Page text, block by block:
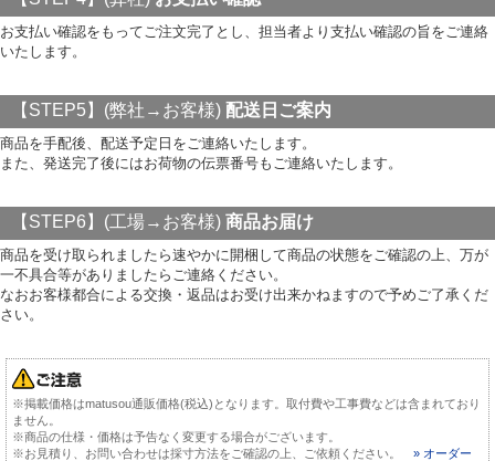
お支払い確認をもってご注文完了とし、担当者より支払い確認の旨をご連絡
いたします。
【STEP5】(弊社→お客様) 配送日ご案内
商品を手配後、配送予定日をご連絡いたします。
また、発送完了後にはお荷物の伝票番号もご連絡いたします。
【STEP6】(工場→お客様) 商品お届け
商品を受け取られましたら速やかに開梱して商品の状態をご確認の上、万が
一不具合等がありましたらご連絡ください。
なおお客様都合による交換・返品はお受け出来かねますので予めご了承くだ
さい。
※掲載価格はmatusou通販価格(税込)となります。取付費や工事費などは含まれており
ません。
※商品の仕様・価格は予告なく変更する場合がございます。
※お見積り、お問い合わせは採寸方法をご確認の上、ご依頼ください。 » オーダー